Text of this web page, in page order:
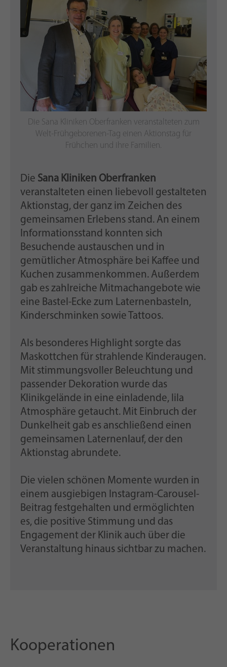
Die Sana Kliniken Oberfranken veranstalteten zum
Welt-Frühgeborenen-Tag einen Aktionstag für
Frühchen und ihre Familien.
Die Sana Kliniken Oberfranken
veranstalteten einen liebevoll gestalteten
Aktionstag, der ganz im Zeichen des
gemeinsamen Erlebens stand. An einem
Informationsstand konnten sich
Besuchende austauschen und in
gemütlicher Atmosphäre bei Kaffee und
Kuchen zusammenkommen. Außerdem
gab es zahlreiche Mitmachangebote wie
eine Bastel-Ecke zum Laternenbasteln,
Kinderschminken sowie Tattoos.
Als besonderes Highlight sorgte das
Maskottchen für strahlende Kinderaugen.
Mit stimmungsvoller Beleuchtung und
passender Dekoration wurde das
Klinikgelände in eine einladende, lila
Atmosphäre getaucht. Mit Einbruch der
Dunkelheit gab es anschließend einen
gemeinsamen Laternenlauf, der den
Aktionstag abrundete.
Die vielen schönen Momente wurden in
einem ausgiebigen Instagram-Carousel-
Beitrag festgehalten und ermöglichten
es, die positive Stimmung und das
Engagement der Klinik auch über die
Veranstaltung hinaus sichtbar zu machen.
Kooperationen